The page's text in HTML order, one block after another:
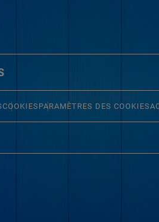
COOKIES PARAMÈTRES DES COOKIES